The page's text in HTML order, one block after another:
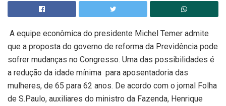
A equipe econômica do presidente Michel Temer admite
que a proposta do governo de reforma da Previdência pode
sofrer mudanças no Congresso. Uma das possibilidades é
a redução da idade mínima para aposentadoria das
mulheres, de 65 para 62 anos. De acordo com o jornal Folha
de S.Paulo, auxiliares do ministro da Fazenda, Henrique